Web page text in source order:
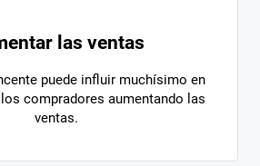
las ventas
puede influir muchísimo en
compradores aumentando las
ventas.